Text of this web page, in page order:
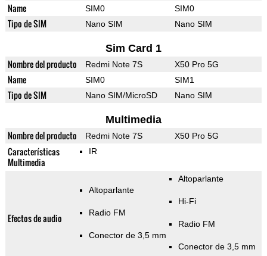
Name SIM0 SIM0
Tipo de SIM Nano SIM Nano SIM
Sim Card 1
Nombre del producto Redmi Note 7S X50 Pro 5G
Name SIM0 SIM1
Tipo de SIM Nano SIM/MicroSD Nano SIM
Multimedia
Nombre del producto Redmi Note 7S X50 Pro 5G
Características
Multimedia
IR
Efectos de audio
Altoparlante
Radio FM
Conector de 3,5 mm
Altoparlante
Hi-Fi
Radio FM
Conector de 3,5 mm